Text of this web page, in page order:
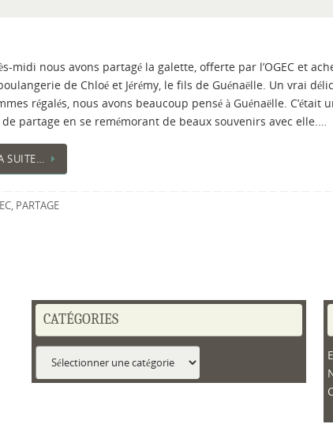
midi nous avons partagé la galette, offerte par l’OGEC et
de Chloé et Jérémy, le fils de Guénaëlle. Un vrai
régalés, nous avons beaucoup pensé à Guénaëlle. C’était
partage en se remémorant de beaux souvenirs avec elle.…
SUITE…
, PARTAGE
CATÉGORIES